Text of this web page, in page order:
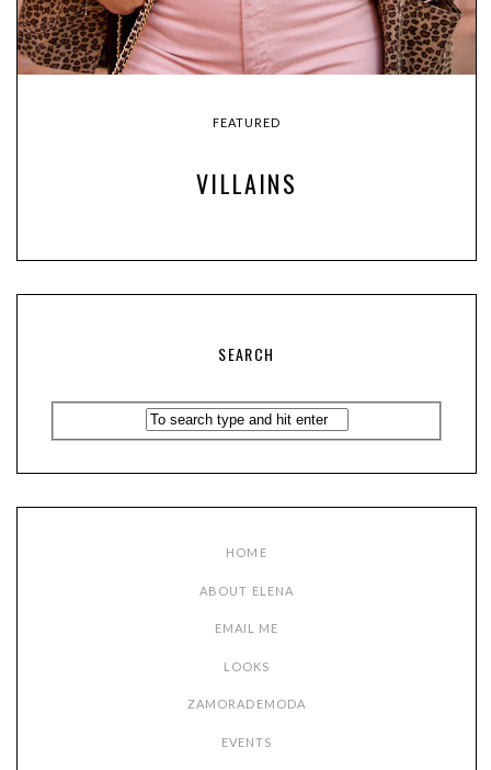
FEATURED
VILLAINS
SEARCH
HOME
ABOUT ELENA
EMAIL ME
LOOKS
ZAMORADEMODA
EVENTS